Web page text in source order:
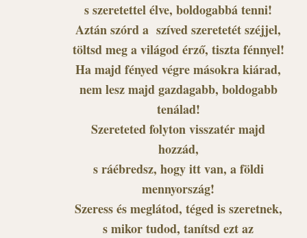
s szeretettel élve, boldogabbá tenni!
Aztán szórd a szíved szeretetét széjjel,
töltsd meg a világod érző, tiszta fénnyel!
Ha majd fényed végre másokra kiárad,
nem lesz majd gazdagabb, boldogabb
tenálad!
Szereteted folyton visszatér majd
hozzád,
s ráébredsz, hogy itt van, a földi
mennyország!
Szeress és meglátod, téged is szeretnek,
s mikor tudod, tanítsd ezt az